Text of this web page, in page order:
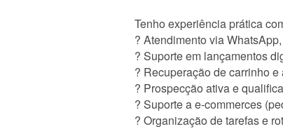
Tenho experiência prática
? Atendimento via
? Suporte em lançamentos
? Recuperação de carrinho
? Prospecção ativa e
? Suporte a e-commerces
? Organização de tarefas e